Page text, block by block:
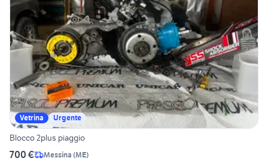
Vetrina Urgente
Blocco 2plus piaggio
700 € Messina (ME)